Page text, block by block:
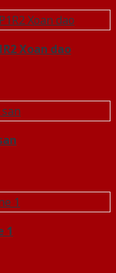
Xoan dao
1